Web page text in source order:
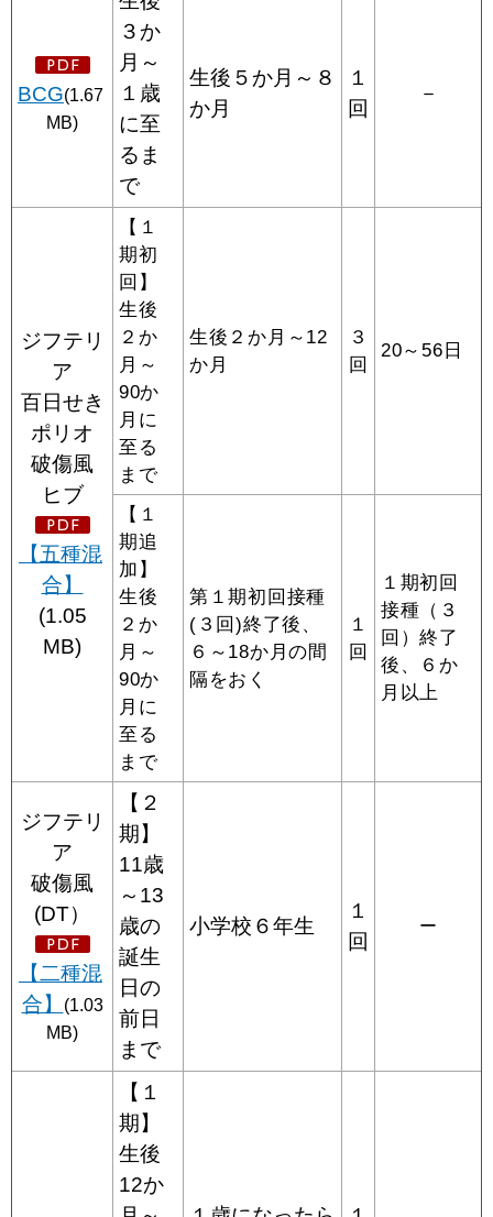
BCG(1.67
MB)
３か
月～
１歳
に至
るま
で
生後５か月～８
か月
１
回
－
ジフテリ
ア
百日せき
ポリオ
破傷風
ヒブ
【五種混
合】
(1.05
MB)
【１
期初
回】
生後
２か
月～
90か
月に
至る
まで
生後２か月 ～12
か月
３
回
20～56日
【１
期追
加】
生後
２か
月 ～
90か
月に
至る
まで
第１期初回接種
(３回)終了後、
６～18か月の間
隔をおく
１
回
１期初回
接種（３
回）終了
後、６か
月以上
ジフテリ
ア
破傷風
(DT）
【二種混
合】
(1.03
MB)
【２
期】
11歳
～13
歳の
誕生
日の
前日
まで
小学校６年生
１
回
ー
【１
期】
生後
12か